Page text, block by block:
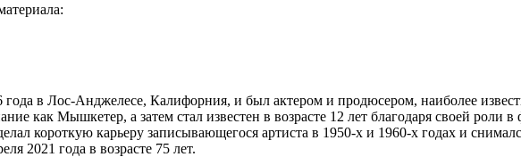
в Лос-Анджелесе, Калифорния, и был актером и продюсером, наиболее
как Мышкетер, а затем стал известен в возрасте 12 лет благодаря своей
короткую карьеру записывающегося артиста в 1950-х и 1960-х годах и
2021 года в возрасте 75 лет.